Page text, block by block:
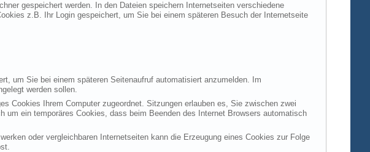
gespeichert werden. In den Dateien speichern Internetseiten verschiedene
z.B. Ihr Login gespeichert, um Sie bei einem späteren Besuch der Internetseite
um Sie bei einem späteren Seitenaufruf automatisiert anzumelden. Im
werden sollen.
Cookies Ihrem Computer zugeordnet. Sitzungen erlauben es, Sie zwischen zwei
ein temporäres Cookies, dass beim Beenden des Internet Browsers automatisch
oder vergleichbaren Internetseiten kann die Erzeugung eines Cookies zur Folge